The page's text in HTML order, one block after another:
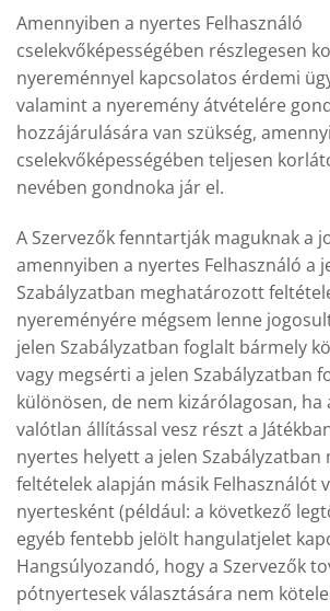
Amennyiben a nyertes Felhasználó
cselekvőképességében részlegesen
nyereménnyel kapcsolatos érdemi
valamint a nyeremény átvételére
hozzájárulására van szükség,
cselekvőképességében teljesen
nevében gondnoka jár el.
A Szervezők fenntartják maguknak a
amennyiben a nyertes Felhasználó a
Szabályzatban meghatározott
nyereményére mégsem lenne
jelen Szabályzatban foglalt bármely
vagy megsérti a jelen Szabályzatban
különösen, de nem kizárólagosan, ha
valótlan állítással vesz részt a
nyertes helyett a jelen
feltételek alapján másik Felhasználót
nyertesként (például: a következő
egyéb fentebb jelölt hangulatjelet
Hangsúlyozandó, hogy a Szervezők
pótnyertesek választására nem